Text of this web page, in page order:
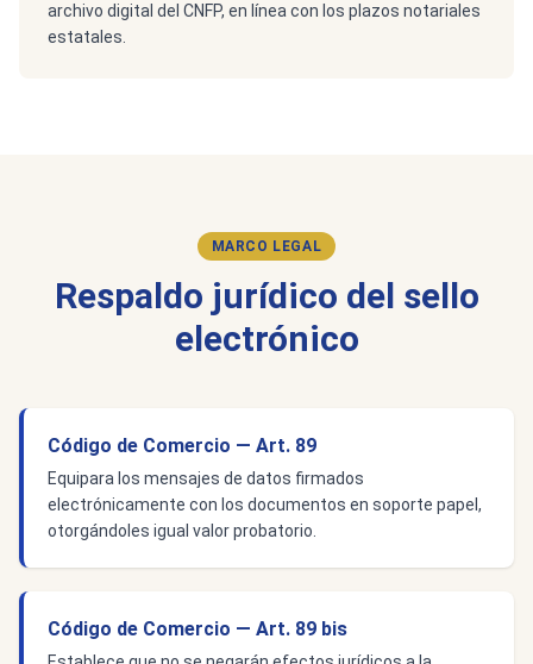
archivo digital del CNFP, en línea con los plazos notariales
estatales.
MARCO LEGAL
Respaldo jurídico del sello
electrónico
Código de Comercio — Art. 89
Equipara los mensajes de datos firmados
electrónicamente con los documentos en soporte papel,
otorgándoles igual valor probatorio.
Código de Comercio — Art. 89 bis